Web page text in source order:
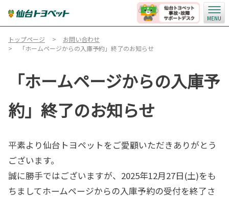
MENU
トップページ
お問い合わせ
「ホームページからの入庫予約」終了のお知らせ
「ホームページからの入庫予
約」終了のお知らせ
平素より仙台トヨペットをご愛顧いただきありがとう
ございます。
誠に勝手ではございますが、2025年12月27日(土)をも
ちましてホームページからの入庫予約の受付を終了さ